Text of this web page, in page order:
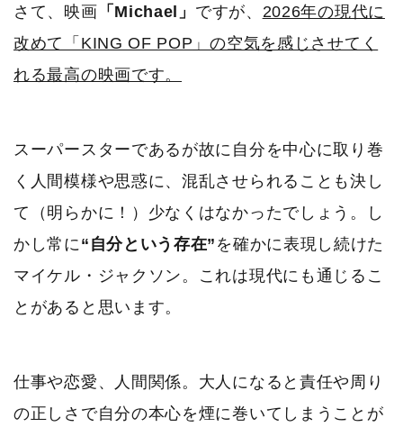
さて、映画 「Michael」 ですが、 2026年の現代に
改めて「KING OF POP」の空気を感じさせてく
れる最高の映画です。
スーパースターであるが故に自分を中心に取り巻
く人間模様や思惑に、混乱させられることも決し
て（明らかに！）少なくはなかったでしょう。し
かし常に “自分という存在” を確かに表現し続けた
マイケル・ジャクソン。これは現代にも通じるこ
とがあると思います。
仕事や恋愛、人間関係。大人になると責任や周り
の正しさで自分の本心を煙に巻いてしまうことが